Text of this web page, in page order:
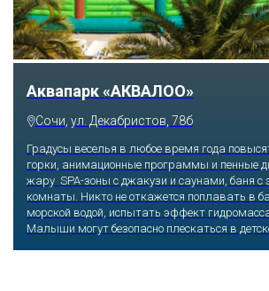
Аквапарк «АКВАЛОО»
Сочи, ул. Декабристов, 78б
Градусы веселья в любое время года
горки, анимационные программы и пенные
жару SPA-зоны с джакузи и саунами, баня с
комнаты. Никто не откажется поплавать в
морской водой, испытать эффект
Малыши могут безопасно плескаться в